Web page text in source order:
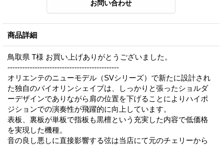
商品詳細
鳥取県 T様 お買い上げありがとうございました。
---------------------------------------------
オリエンテのニューモデル（SVシリーズ）で新たに設計され
た独自のバイオリンシェイプは、しっかりと張ったショルダ
ーデザインでありながら肩の位置を下げることによりハイポ
ジションでの演奏性が飛躍的に向上しています。
表板、裏板が単板で指板も黒檀という充実した内容で低価格
を実現した機種。
音の良し悪しに直接影響する弦は当店にて元のチェリーから